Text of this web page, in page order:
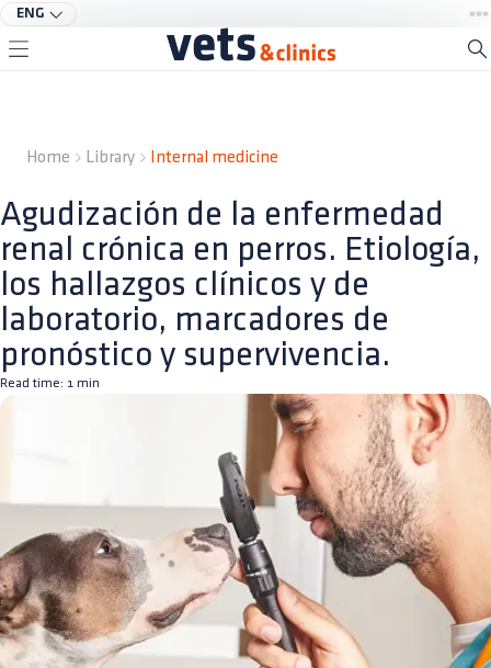
ENG
Home Library Internal medicine
Agudización de la enfermedad
renal crónica en perros. Etiología,
los hallazgos clínicos y de
laboratorio, marcadores de
pronóstico y supervivencia.
Read time: 1 min